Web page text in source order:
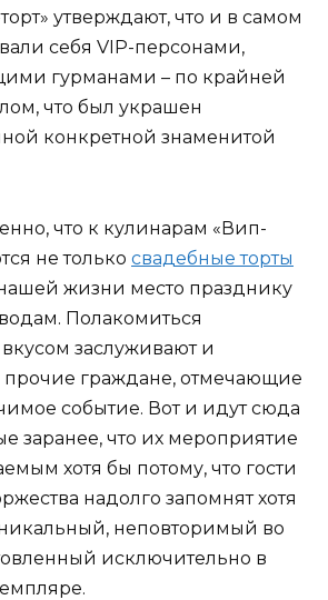
утверждают, что и в самом
себя VIP-персонами,
гурманами – по крайней
что был украшен
конкретной знаменитой
что к кулинарам «Вип-
не только свадебные торты
нашей жизни место празднику
Полакомиться
заслуживают и
граждане, отмечающие
событие. Вот и идут сюда
заранее, что их мероприятие
хотя бы потому, что гости
надолго запомнят хотя
неповторимый во
исключительно в